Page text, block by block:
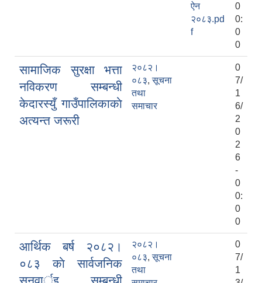
ऐन
२०८३.pd
f
0
0:
0
0
सामाजिक सुरक्षा भत्ता
नविकरण सम्बन्धी
केदारस्युँ गाउँपालिकाकाे
अत्यन्त जरूरी
२०८२।
०८३,सूचना
तथा
समाचार
0
7/
1
6/
2
0
2
6
-
0
0:
0
0
आर्थिक बर्ष २०८२।
०८३ काे सार्वजनिक
२०८२।
०८३,सूचना
तथा
0
7/
1